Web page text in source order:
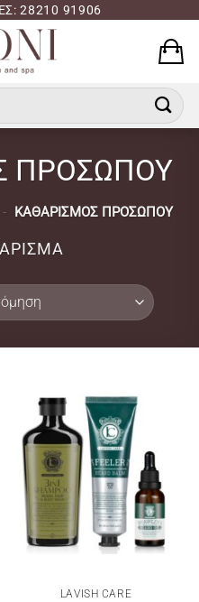
28210 91906
ΠΡΟΣΩΠΟΥ
- ΚΑΘΑΡΙΣΜΟΣ ΠΡΟΣΩΠΟΥ
LAVISH CARE